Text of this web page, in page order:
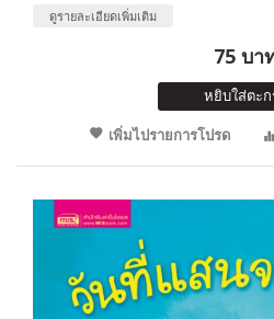
ดูรายละเอียดเพิ่มเติม
75 บา
หยิบใส่ตะก
เพิ่มไปรายการโปรด